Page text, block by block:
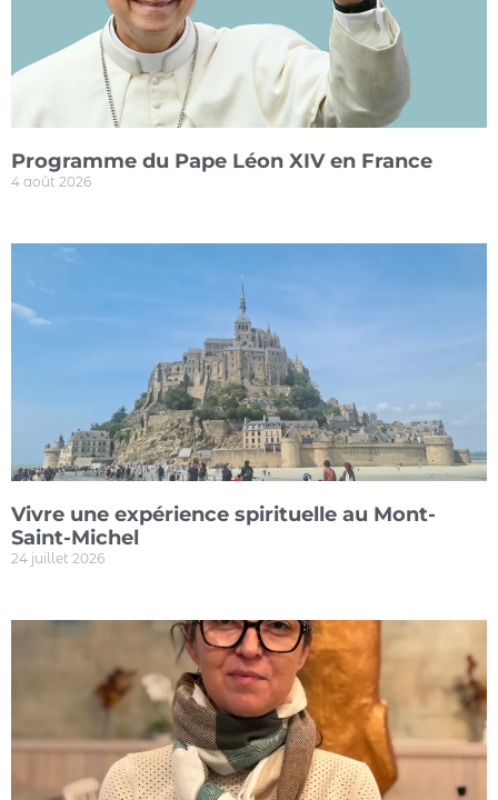
Programme du Pape Léon XIV en France
4 août 2026
Vivre une expérience spirituelle au Mont-
Saint-Michel
24 juillet 2026